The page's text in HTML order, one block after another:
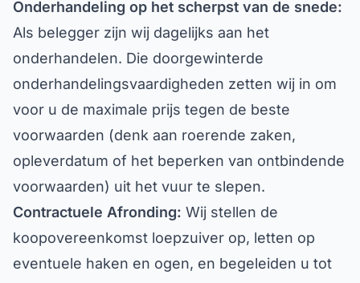
Onderhandeling op het scherpst van de snede:
Als belegger zijn wij dagelijks aan het
onderhandelen. Die doorgewinterde
onderhandelingsvaardigheden zetten wij in om
voor u de maximale prijs tegen de beste
voorwaarden (denk aan roerende zaken,
opleverdatum of het beperken van ontbindende
voorwaarden) uit het vuur te slepen.
Contractuele Afronding: Wij stellen de
koopovereenkomst loepzuiver op, letten op
eventuele haken en ogen, en begeleiden u tot